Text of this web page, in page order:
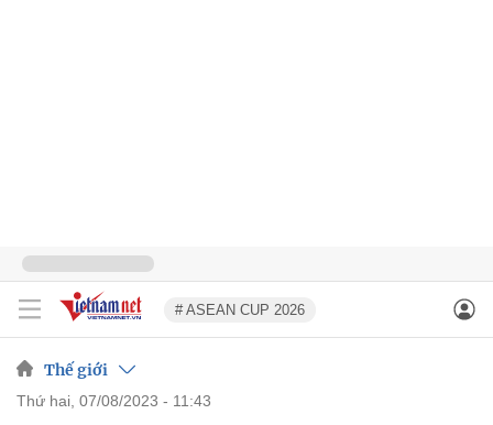
# ASEAN CUP 2026
Thế giới
thứ hai, 07/08/2023 - 11:43